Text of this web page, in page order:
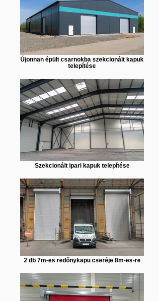
Újonnan épült csarnokba szekcionált kapuk
telepítése
Szekcionált ipari kapuk telepítése
2 db 7m-es redőnykapu cseréje 8m-es-re